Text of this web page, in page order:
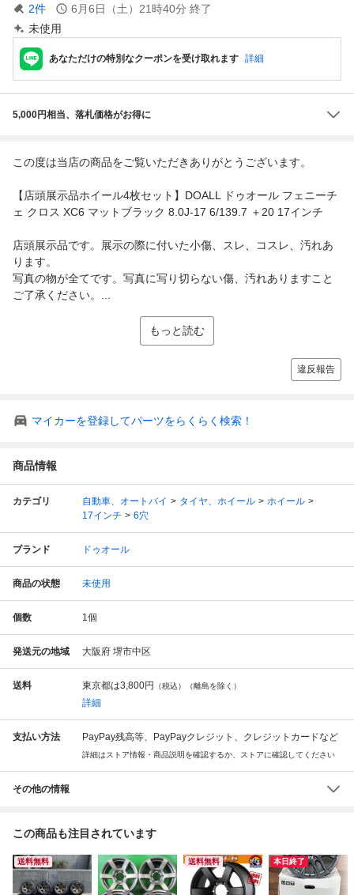
2件 6月6日（土）21時40分 終了
未使用
あなただけの特別なクーポンを受け取れます 詳細
5,000円相当、落札価格がお得に
この度は当店の商品をご覧いただきありがとうございます。
【店頭展示品ホイール4枚セット】DOALL ドゥオール フェニーチ
ェ クロス XC6 マットブラック 8.0J-17 6/139.7 ＋20 17インチ
店頭展示品です。展示の際に付いた小傷、スレ、コスレ、汚れあ
ります。
写真の物が全てです。写真に写り切らない傷、汚れありますこと
ご了承ください。...
もっと読む
違反報告
マイカーを登録してパーツをらくらく検索！
商品情報
カテゴリ 自動車、オートバイ タイヤ、ホイール
ホイール
17インチ
6穴
ブランド ドゥオール
商品の状態 未使用
個数 1個
発送元の地域 大阪府 堺市中区
送料 東京都は3,800円 （税込）（離島を除く）
詳細
支払い方法 PayPay残高等、PayPayクレジット、クレジットカードなど
詳細はストア情報・商品説明を確認するか、ストアに確認してください
その他の情報
この商品も注目されています
送料無料 送料無料 本日終了